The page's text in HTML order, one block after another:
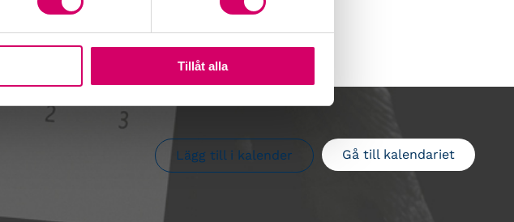
Tillåt alla
Gå till kalendariet
Lägg till i kalender